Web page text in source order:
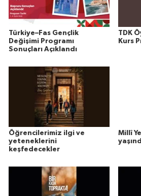
Türkiye–Fas Gençlik
Değişimi Programı
Sonuçları Açıklandı
TDK
Kurs
Öğrencilerimiz ilgi ve
yeteneklerini
keşfedecekler
Millî